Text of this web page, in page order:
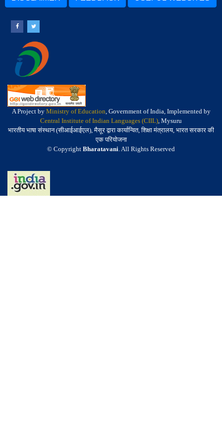
A Project by Ministry of Education, Government of India, Implemented by
Central Institute of Indian Languages (CIIL), Mysuru
भारतीय भाषा संस्थान (सीआईआईएल), मैसूर द्वारा कार्यान्वित, शिक्षा मंत्रालय, भारत सरकार की
एक परियोजना
© Copyright Bharatavani. All Rights Reserved